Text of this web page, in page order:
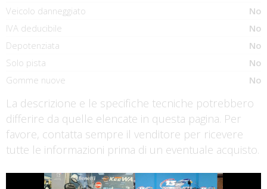
Veicolo danneggiato
No
IVA deducibile
No
Depotenziata
No
Solo pista
No
Gomme nuove
No
La descrizione e le specifiche tecniche potrebbero
differire da quelle elencate in questa pagina. Per
favore, contatta sempre il venditore per ricevere
tutte le informazioni prima di un eventuale acquisto.